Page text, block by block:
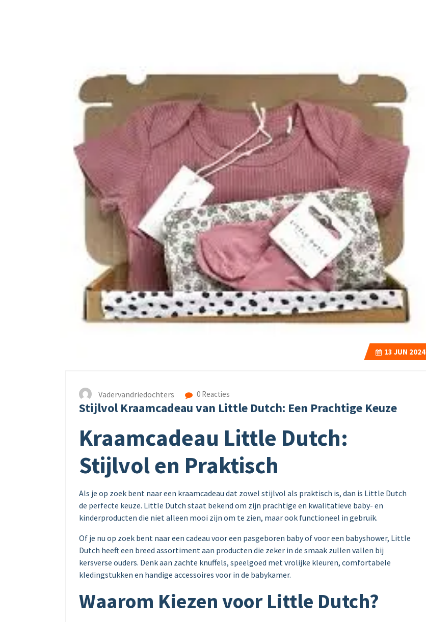
13 JUN 2024
Vadervandriedochters 0 Reacties
Stijlvol Kraamcadeau van Little Dutch: Een Prachtige Keuze
Kraamcadeau Little Dutch:
Stijlvol en Praktisch
Als je op zoek bent naar een kraamcadeau dat zowel stijlvol als praktisch is, dan is Little Dutch
de perfecte keuze. Little Dutch staat bekend om zijn prachtige en kwalitatieve baby- en
kinderproducten die niet alleen mooi zijn om te zien, maar ook functioneel in gebruik.
Of je nu op zoek bent naar een cadeau voor een pasgeboren baby of voor een babyshower, Little
Dutch heeft een breed assortiment aan producten die zeker in de smaak zullen vallen bij
kersverse ouders. Denk aan zachte knuffels, speelgoed met vrolijke kleuren, comfortabele
kledingstukken en handige accessoires voor in de babykamer.
Waarom Kiezen voor Little Dutch?